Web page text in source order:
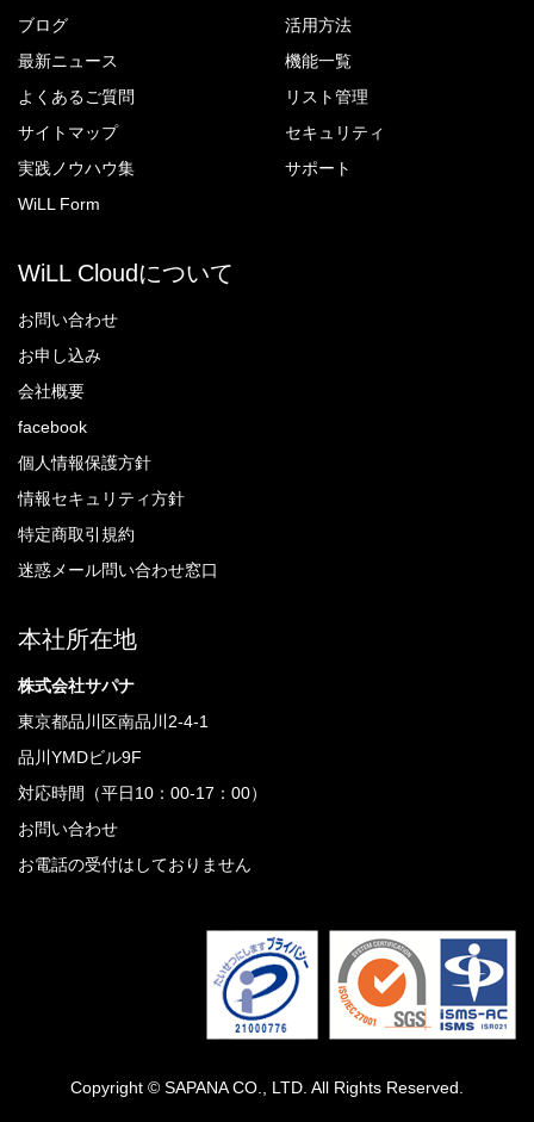
ブログ
最新ニュース
よくあるご質問
サイトマップ
実践ノウハウ集
WiLL Form
活用方法
機能一覧
リスト管理
セキュリティ
サポート
WiLL Cloudについて
お問い合わせ
お申し込み
会社概要
facebook
個人情報保護方針
情報セキュリティ方針
特定商取引規約
迷惑メール問い合わせ窓口
本社所在地
株式会社サパナ
東京都品川区南品川2-4-1
品川YMDビル9F
対応時間（平日10：00-17：00）
お問い合わせ
お電話の受付はしておりません
Copyright © SAPANA CO., LTD. All Rights Reserved.